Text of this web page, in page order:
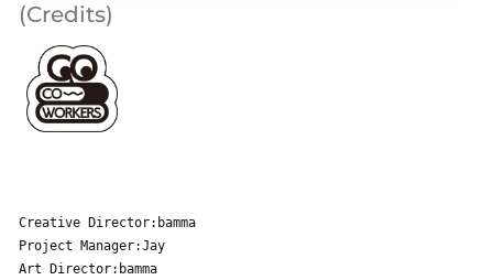
(Credits)
Creative Director:bamma
Project Manager:Jay
Art Director:bamma